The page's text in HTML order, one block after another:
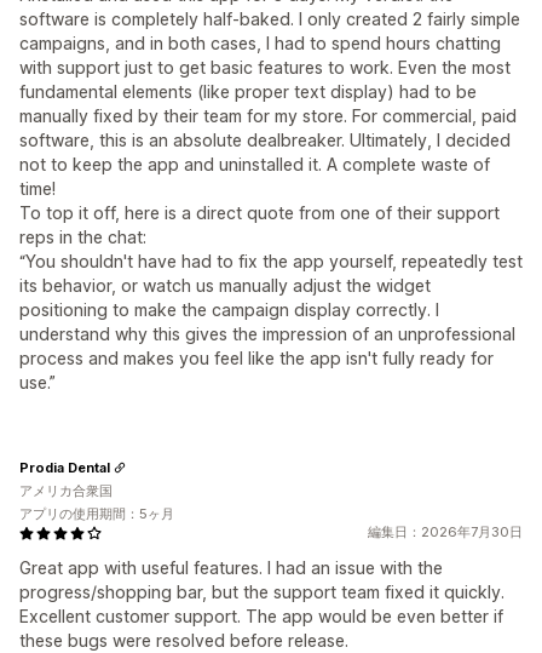
software is completely half-baked. I only created 2 fairly simple
campaigns, and in both cases, I had to spend hours chatting
with support just to get basic features to work. Even the most
fundamental elements (like proper text display) had to be
manually fixed by their team for my store. For commercial, paid
software, this is an absolute dealbreaker. Ultimately, I decided
not to keep the app and uninstalled it. A complete waste of
time!
To top it off, here is a direct quote from one of their support
reps in the chat:
“You shouldn't have had to fix the app yourself, repeatedly test
its behavior, or watch us manually adjust the widget
positioning to make the campaign display correctly. I
understand why this gives the impression of an unprofessional
process and makes you feel like the app isn't fully ready for
use.”
編集日：2026年7月30日
Great app with useful features. I had an issue with the
progress/shopping bar, but the support team fixed it quickly.
Excellent customer support. The app would be even better if
these bugs were resolved before release.
Prodia Dental
アメリカ合衆国
アプリの使用期間：5ヶ月